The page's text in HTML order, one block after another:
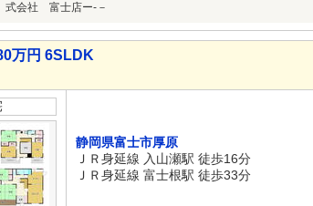
式会社 富士店ー-－
万円 6SLDK
静岡県富士市厚原
ＪＲ身延線 入山瀬駅 徒歩16分
ＪＲ身延線 富士根駅 徒歩33分